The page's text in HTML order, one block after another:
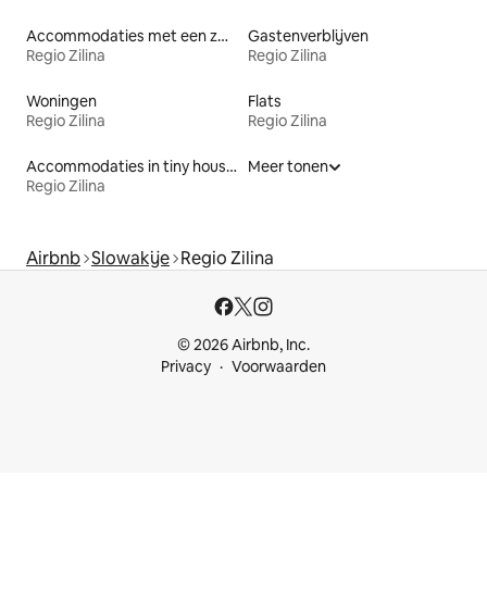
Accommodaties met een zwembad
Regio Zilina
Gastenverblijven
Regio Zilina
Woningen
Regio Zilina
Flats
Regio Zilina
Accommodaties in tiny houses
Regio Zilina
Meer tonen
Airbnb Slowakije Regio Zilina
© 2026 Airbnb, Inc.
Privacy
Voorwaarden